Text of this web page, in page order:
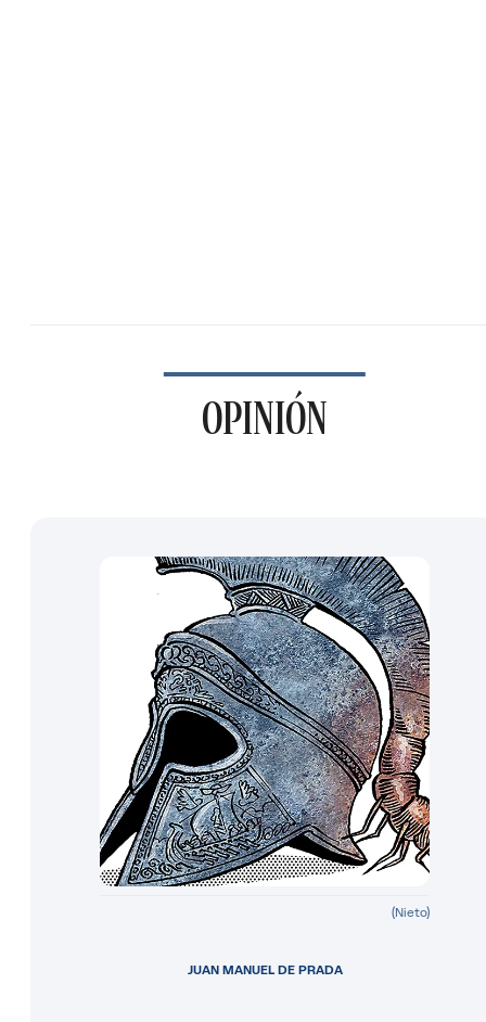
OPINIÓN
(Nieto)
JUAN MANUEL DE PRADA